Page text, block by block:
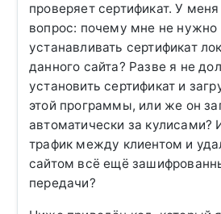
проверяет сертификат. У
вопрос: почему мне не нужно
устанавливать сертификат
данного сайта? Разве я не
установить сертификат и
этой программы, или же он
автоматически за кулисами?
трафик между клиентом и
сайтом всё ещё
передачи?